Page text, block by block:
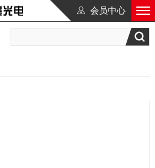
会员中心